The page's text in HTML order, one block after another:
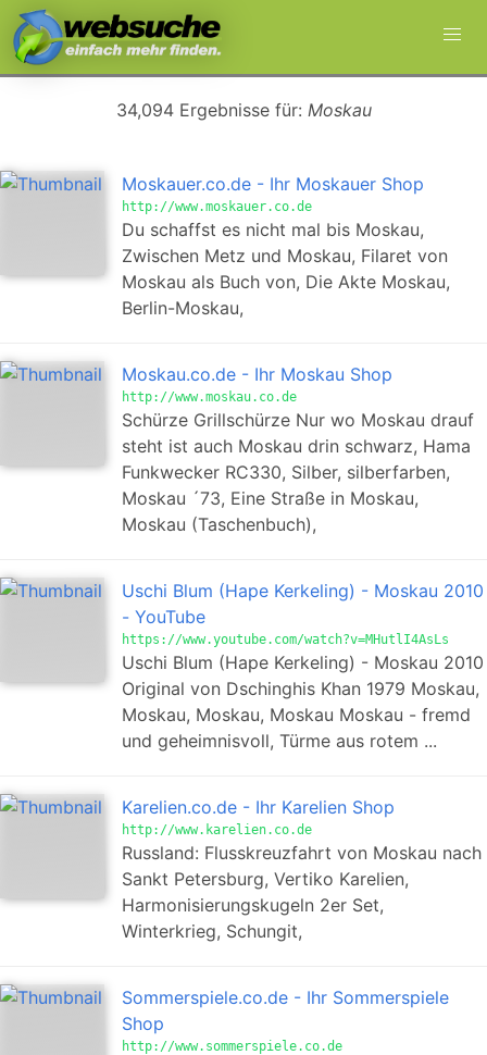
34,094 Ergebnisse für: Moskau
Moskauer.co.de - Ihr Moskauer Shop
http://www.moskauer.co.de
Du schaffst es nicht mal bis Moskau,
Zwischen Metz und Moskau, Filaret von
Moskau als Buch von, Die Akte Moskau,
Berlin-Moskau,
Moskau.co.de - Ihr Moskau Shop
http://www.moskau.co.de
Schürze Grillschürze Nur wo Moskau drauf
steht ist auch Moskau drin schwarz, Hama
Funkwecker RC330, Silber, silberfarben,
Moskau ´73, Eine Straße in Moskau,
Moskau (Taschenbuch),
Uschi Blum (Hape Kerkeling) - Moskau 2010
- YouTube
https://www.youtube.com/watch?v=MHutlI4AsLs
Uschi Blum (Hape Kerkeling) - Moskau 2010
Original von Dschinghis Khan 1979 Moskau,
Moskau, Moskau, Moskau Moskau - fremd
und geheimnisvoll, Türme aus rotem ...
Karelien.co.de - Ihr Karelien Shop
http://www.karelien.co.de
Russland: Flusskreuzfahrt von Moskau nach
Sankt Petersburg, Vertiko Karelien,
Harmonisierungskugeln 2er Set,
Winterkrieg, Schungit,
Sommerspiele.co.de - Ihr Sommerspiele
Shop
http://www.sommerspiele.co.de